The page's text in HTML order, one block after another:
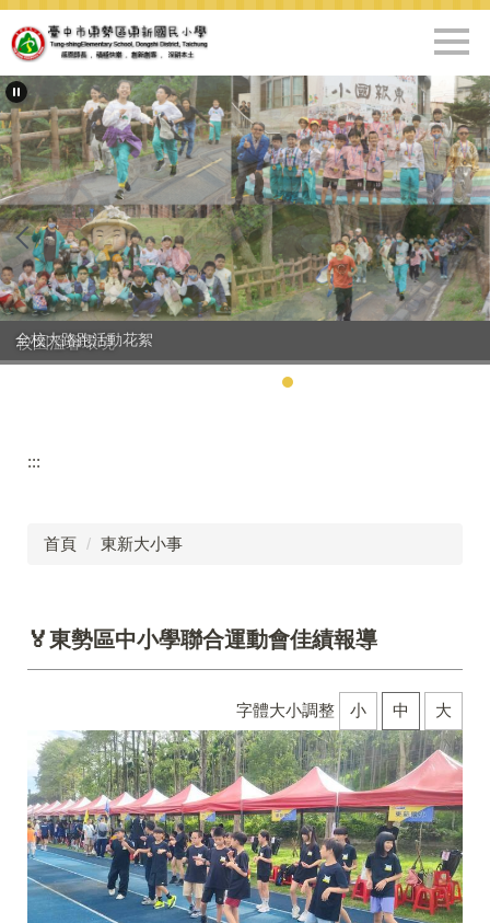
跳
到
主
要
內
容
區
全校大路跑活動花絮
校園溫馨環境
:::
首頁 東新大小事
🏅東勢區中小學聯合運動會佳績報導
字體大小調整 小 中 大